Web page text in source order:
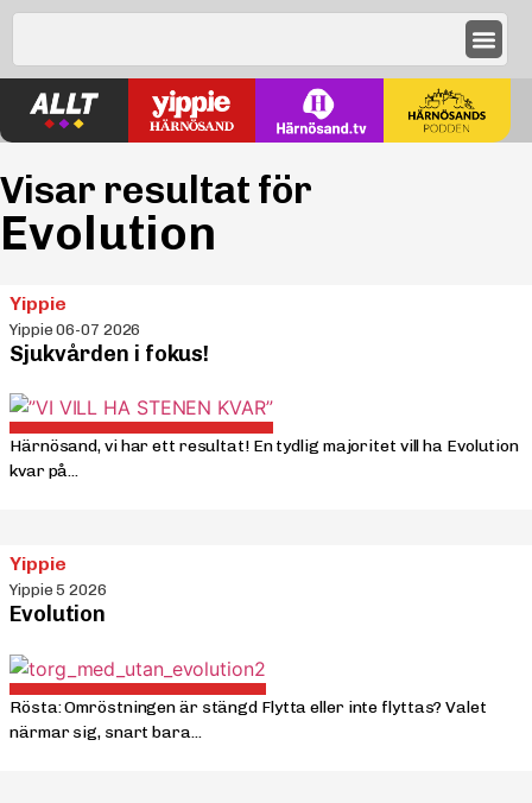
Visar resultat för
Evolution
Yippie
Yippie 06-07 2026
Sjukvården i fokus!
Härnösand, vi har ett resultat! En tydlig majoritet vill ha Evolution
kvar på...
Yippie
Yippie 5 2026
Evolution
Rösta: Omröstningen är stängd Flytta eller inte flyttas? Valet
närmar sig, snart bara...